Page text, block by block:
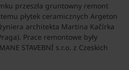
przeszła gruntowny remont
płytek ceramicznych Argeton
architekta Martina Kačírka
Prace remontowe były
STAVEBNÍ s.r.o. z Czeskich